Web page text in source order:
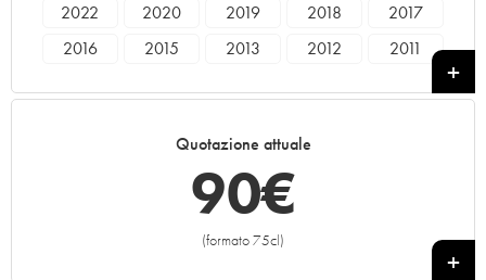
2022 2020 2019 2018
2017
2016
2015 2013 2012
2011
Quotazione attuale
90€
(formato 75cl)
+